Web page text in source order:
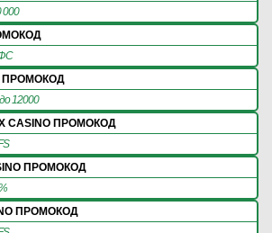
000
ПРОМОКОД
12000
CASINO ПРОМОКОД
ПРОМОКОД
ПРОМОКОД